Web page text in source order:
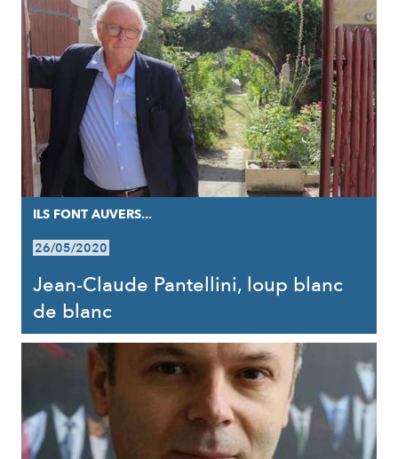
ILS FONT AUVERS...
26/05/2020
Jean-Claude Pantellini, loup blanc
de blanc